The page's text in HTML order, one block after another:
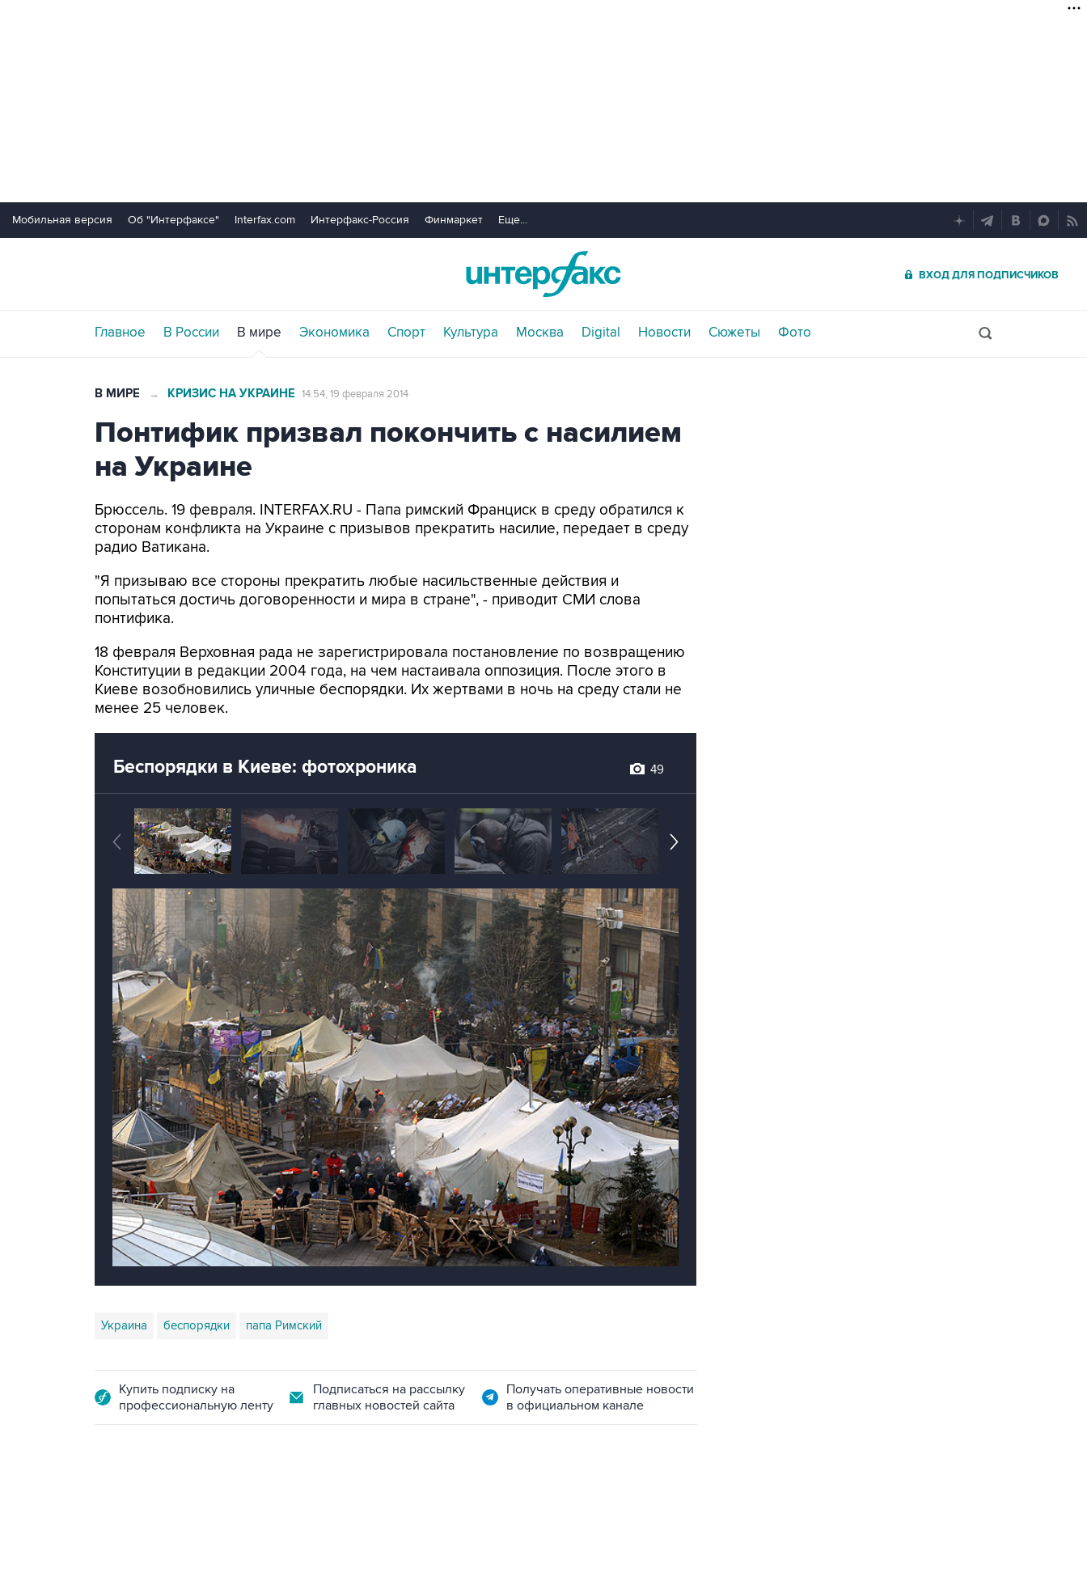
Мобильная версия Об "Интерфаксе" Interfax.com Интерфакс-Россия Финмаркет Еще...
ВХОД ДЛЯ ПОДПИСЧИКОВ
Главное В России В мире Экономика Спорт Культура Москва Digital Новости Сюжеты Фото
В МИРЕ → КРИЗИС НА УКРАИНЕ 14:54, 19 февраля 2014
Понтифик призвал покончить с насилием
на Украине
Брюссель. 19 февраля. INTERFAX.RU - Папа римский Франциск в среду обратился к
сторонам конфликта на Украине с призывов прекратить насилие, передает в среду
радио Ватикана.
"Я призываю все стороны прекратить любые насильственные действия и
попытаться достичь договоренности и мира в стране", - приводит СМИ слова
понтифика.
18 февраля Верховная рада не зарегистрировала постановление по возвращению
Конституции в редакции 2004 года, на чем настаивала оппозиция. После этого в
Киеве возобновились уличные беспорядки. Их жертвами в ночь на среду стали не
менее 25 человек.
Беспорядки в Киеве: фотохроника 49
Украина беспорядки папа Римский
Купить подписку на
профессиональную ленту
Подписаться на рассылку
главных новостей сайта
Получать оперативные новости
в официальном канале